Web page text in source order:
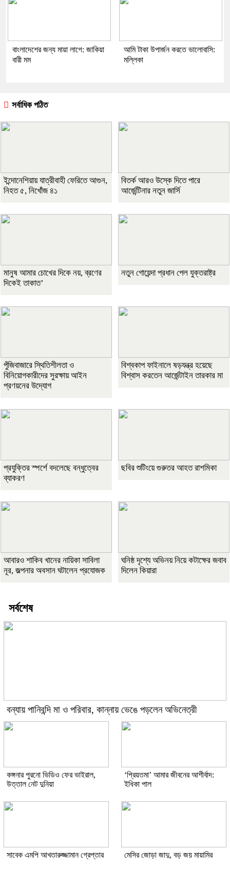
বাংলাদেশের জন্য মায়া লাগে: জাকিয়া
বারী মম
আমি টাকা উপার্জন করতে ভালোবাসি:
মল্লিকা
সর্বাধিক পঠিত
ইন্দোনেশিয়ায় যাত্রীবাহী ফেরিতে আগুন,
নিহত ৫, নিখোঁজ ৪১
বিতর্ক আরও উস্কে দিতে পারে
আর্জেন্টিনার নতুন জার্সি
মানুষ আমার চোখের দিকে নয়, ব্রণের
দিকেই তাকাত’
নতুন গোয়েন্দা প্রধান পেল যুক্তরাষ্ট্র
পুঁজিবাজারে স্থিতিশীলতা ও
বিনিয়োগকারীদের সুরক্ষায় আইন
প্রণয়নের উদ্যোগ
বিশ্বকাপ ফাইনালে ষড়যন্ত্র হয়েছে
বিশ্বাস করতেন আর্জেন্টাইন তারকার মা
প্রযুক্তির স্পর্শে বদলেছে বন্ধুত্বের
ব্যাকরণ
ছবির শুটিংয়ে গুরুতর আহত রাশমিকা
আবারও শাকিব খানের নায়িকা সাবিলা
নূর, জল্পনার অবসান ঘটালেন প্রযোজক
ঘনিষ্ঠ দৃশ্যে অভিনয় নিয়ে কটাক্ষের জবাব
দিলেন কিয়ারা
সর্বশেষ
বন্যায় পানিবন্দি মা ও পরিবার, কান্নায় ভেঙে পড়লেন অভিনেত্রী
কঙ্গনার পুরনো ভিডিও ফের ভাইরাল,
উত্তাল নেট দুনিয়া
‘প্রিয়তমা’ আমার জীবনের আশীর্বাদ:
ইধিকা পাল
সাবেক এমপি আখতারুজ্জামান গ্রেপ্তার মেসির জোড়া জাদু, বড় জয় মায়ামির